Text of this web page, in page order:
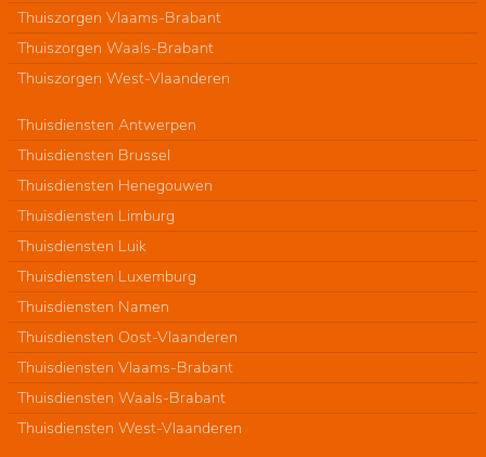
Thuiszorgen Vlaams-Brabant
Thuiszorgen Waals-Brabant
Thuiszorgen West-Vlaanderen
Thuisdiensten Antwerpen
Thuisdiensten Brussel
Thuisdiensten Henegouwen
Thuisdiensten Limburg
Thuisdiensten Luik
Thuisdiensten Luxemburg
Thuisdiensten Namen
Thuisdiensten Oost-Vlaanderen
Thuisdiensten Vlaams-Brabant
Thuisdiensten Waals-Brabant
Thuisdiensten West-Vlaanderen